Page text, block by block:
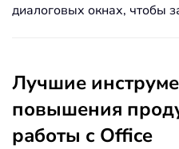
диалоговых окнах, чтобы
Лучшие
повышения
работы с Office